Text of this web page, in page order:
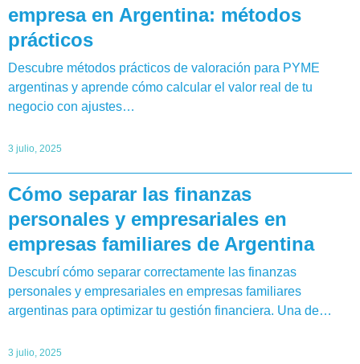
empresa en Argentina: métodos
prácticos
Descubre métodos prácticos de valoración para PYME
argentinas y aprende cómo calcular el valor real de tu
negocio con ajustes…
3 julio, 2025
Cómo separar las finanzas
personales y empresariales en
empresas familiares de Argentina
Descubrí cómo separar correctamente las finanzas
personales y empresariales en empresas familiares
argentinas para optimizar tu gestión financiera. Una de…
3 julio, 2025